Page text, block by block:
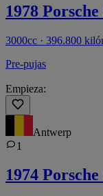
1978
3000cc · 396.800
Pre-pujas
Empieza:
Antwerp
1
1974